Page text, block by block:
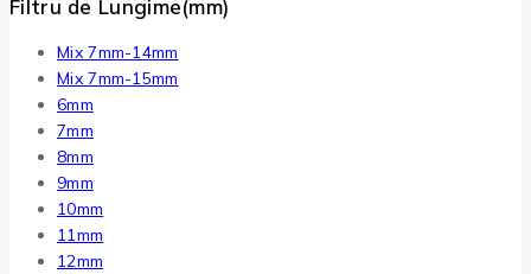
Filtru de Lungime(mm)
Mix 7mm-14mm
Mix 7mm-15mm
6mm
7mm
8mm
9mm
10mm
11mm
12mm